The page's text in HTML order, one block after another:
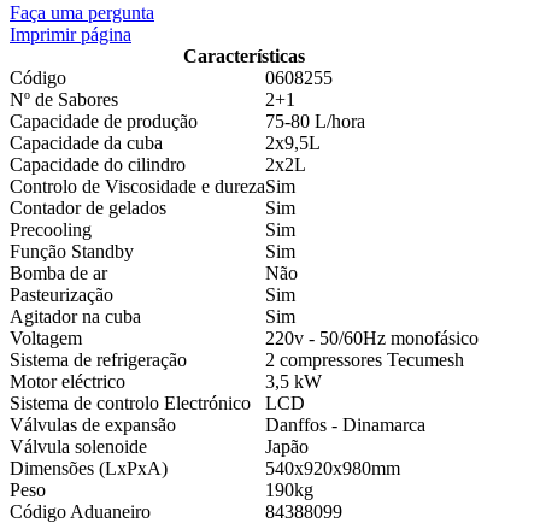
Faça uma pergunta
Imprimir página
Características
Código
0608255
Nº de Sabores
2+1
Capacidade de produção
75-80 L/hora
Capacidade da cuba
2x9,5L
Capacidade do cilindro
2x2L
Controlo de Viscosidade e durezaSim
Contador de gelados
Sim
Precooling
Sim
Função Standby
Sim
Bomba de ar
Não
Pasteurização
Sim
Agitador na cuba
Sim
Voltagem
220v - 50/60Hz monofásico
Sistema de refrigeração
2 compressores Tecumesh
Motor eléctrico
3,5 kW
Sistema de controlo Electrónico
LCD
Válvulas de expansão
Danffos - Dinamarca
Válvula solenoide
Japão
Dimensões (LxPxA)
540x920x980mm
Peso
190kg
Código Aduaneiro
84388099